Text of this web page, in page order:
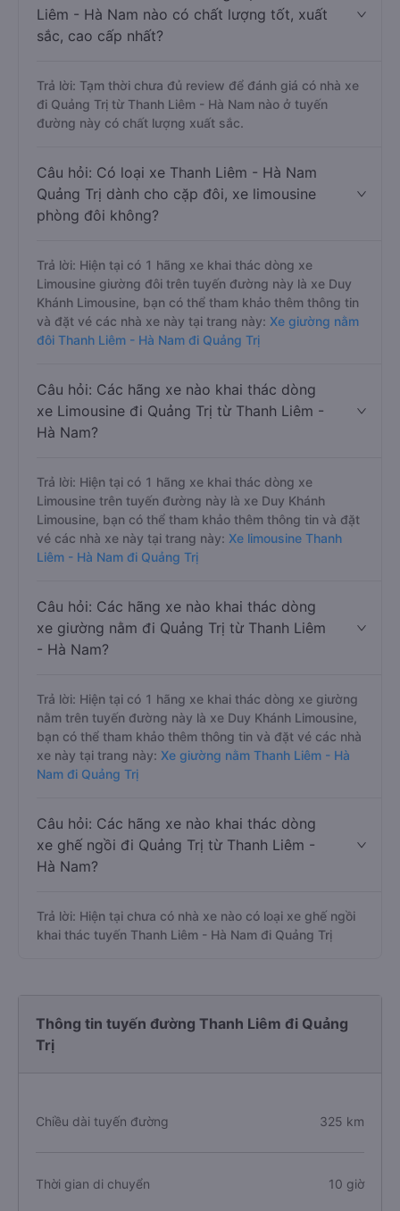
Liêm - Hà Nam nào có chất lượng tốt, xuất
sắc, cao cấp nhất?
Trả lời: Tạm thời chưa đủ review để đánh giá có nhà xe
đi Quảng Trị từ Thanh Liêm - Hà Nam nào ở tuyến
đường này có chất lượng xuất sắc.
Câu hỏi: Có loại xe Thanh Liêm - Hà Nam
Quảng Trị dành cho cặp đôi, xe limousine
phòng đôi không?
Trả lời: Hiện tại có 1 hãng xe khai thác dòng xe
Limousine giường đôi trên tuyến đường này là xe Duy
Khánh Limousine, bạn có thể tham khảo thêm thông tin
và đặt vé các nhà xe này tại trang này: Xe giường nằm
đôi Thanh Liêm - Hà Nam đi Quảng Trị
Câu hỏi: Các hãng xe nào khai thác dòng
xe Limousine đi Quảng Trị từ Thanh Liêm -
Hà Nam?
Trả lời: Hiện tại có 1 hãng xe khai thác dòng xe
Limousine trên tuyến đường này là xe Duy Khánh
Limousine, bạn có thể tham khảo thêm thông tin và đặt
vé các nhà xe này tại trang này: Xe limousine Thanh
Liêm - Hà Nam đi Quảng Trị
Câu hỏi: Các hãng xe nào khai thác dòng
xe giường nằm đi Quảng Trị từ Thanh Liêm
- Hà Nam?
Trả lời: Hiện tại có 1 hãng xe khai thác dòng xe giường
nằm trên tuyến đường này là xe Duy Khánh Limousine,
bạn có thể tham khảo thêm thông tin và đặt vé các nhà
xe này tại trang này: Xe giường nằm Thanh Liêm - Hà
Nam đi Quảng Trị
Câu hỏi: Các hãng xe nào khai thác dòng
xe ghế ngồi đi Quảng Trị từ Thanh Liêm -
Hà Nam?
Trả lời: Hiện tại chưa có nhà xe nào có loại xe ghế ngồi
khai thác tuyến Thanh Liêm - Hà Nam đi Quảng Trị
Thông tin tuyến đường Thanh Liêm đi Quảng
Trị
Chiều dài tuyến đường 325 km
Thời gian di chuyển 10 giờ